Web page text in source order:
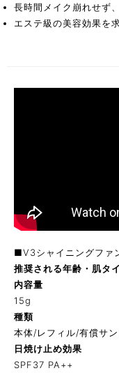
長時間メイク崩れせず
エステ級の美容効果を
■V3シャイニングファ
推奨される年齢・肌タ
内容量
15g
種類
本体/レフィル/有償サ
日焼け止め効果
SPF37 PA++